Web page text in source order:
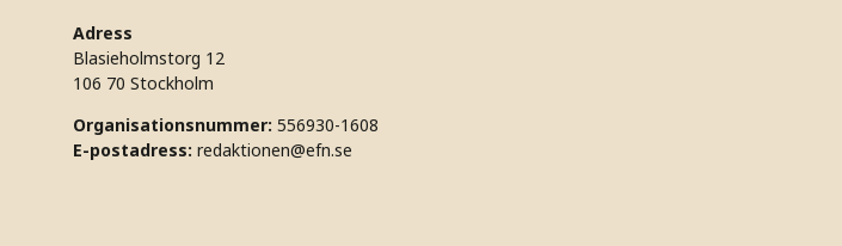
Adress
Blasieholmstorg 12
106 70 Stockholm
Organisationsnummer: 556930-1608
E-postadress: redaktionen@efn.se